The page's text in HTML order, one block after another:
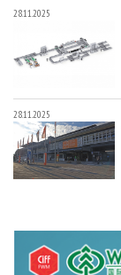
28.11.2025
28.11.2025